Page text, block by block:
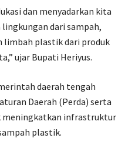
dan menyadarkan kita
dari sampah,
limbah plastik dari produk
ujar Bupati Heriyus.
daerah tengah
Daerah (Perda) serta
meningkatkan infrastruktur
plastik.